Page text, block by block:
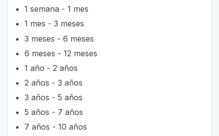
1 semana - 1 mes
1 mes - 3 meses
3 meses - 6 meses
6 meses - 12 meses
1 año - 2 años
2 años - 3 años
3 años - 5 años
5 años - 7 años
7 años - 10 años